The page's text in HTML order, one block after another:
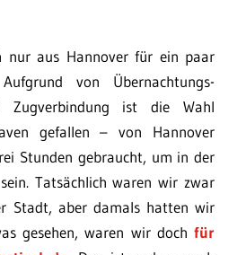
nur aus Hannover für ein paar
von Übernachtungs-
Zugverbindung ist die Wahl
gefallen – von Hannover
Stunden gebraucht, um in der
Tatsächlich waren wir zwar
Stadt, aber damals hatten wir
gesehen, waren wir doch für